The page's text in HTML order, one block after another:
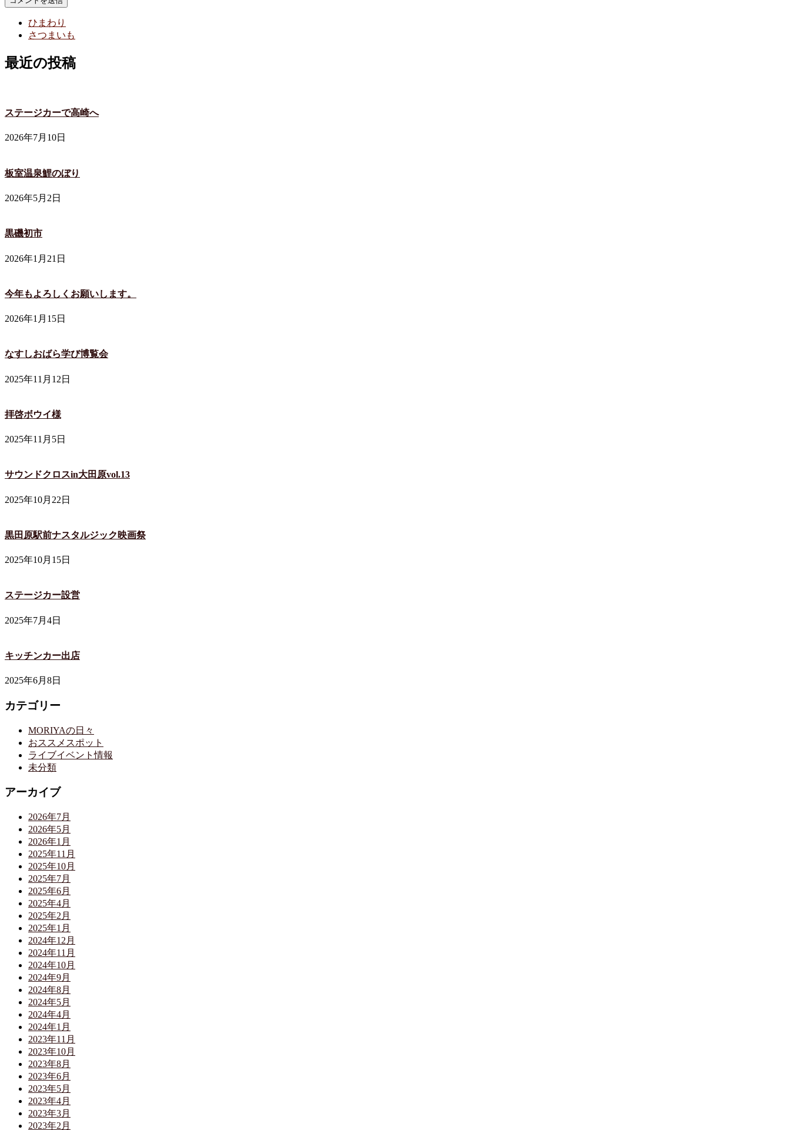
ひまわり
さつまいも
最近の投稿
ステージカーで高崎へ
2026年7月10日
板室温泉鯉のぼり
2026年5月2日
黒磯初市
2026年1月21日
今年もよろしくお願いします。
2026年1月15日
なすしおばら学び博覧会
2025年11月12日
拝啓ボウイ様
2025年11月5日
サウンドクロスin大田原vol.13
2025年10月22日
黒田原駅前ナスタルジック映画祭
2025年10月15日
ステージカー設営
2025年7月4日
キッチンカー出店
2025年6月8日
カテゴリー
MORIYAの日々
おススメスポット
ライブイベント情報
未分類
アーカイブ
2026年7月
2026年5月
2026年1月
2025年11月
2025年10月
2025年7月
2025年6月
2025年4月
2025年2月
2025年1月
2024年12月
2024年11月
2024年10月
2024年9月
2024年8月
2024年5月
2024年4月
2024年1月
2023年11月
2023年10月
2023年8月
2023年6月
2023年5月
2023年4月
2023年3月
2023年2月